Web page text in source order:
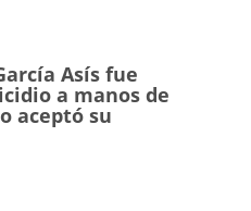
Asís fue
a manos de
aceptó su